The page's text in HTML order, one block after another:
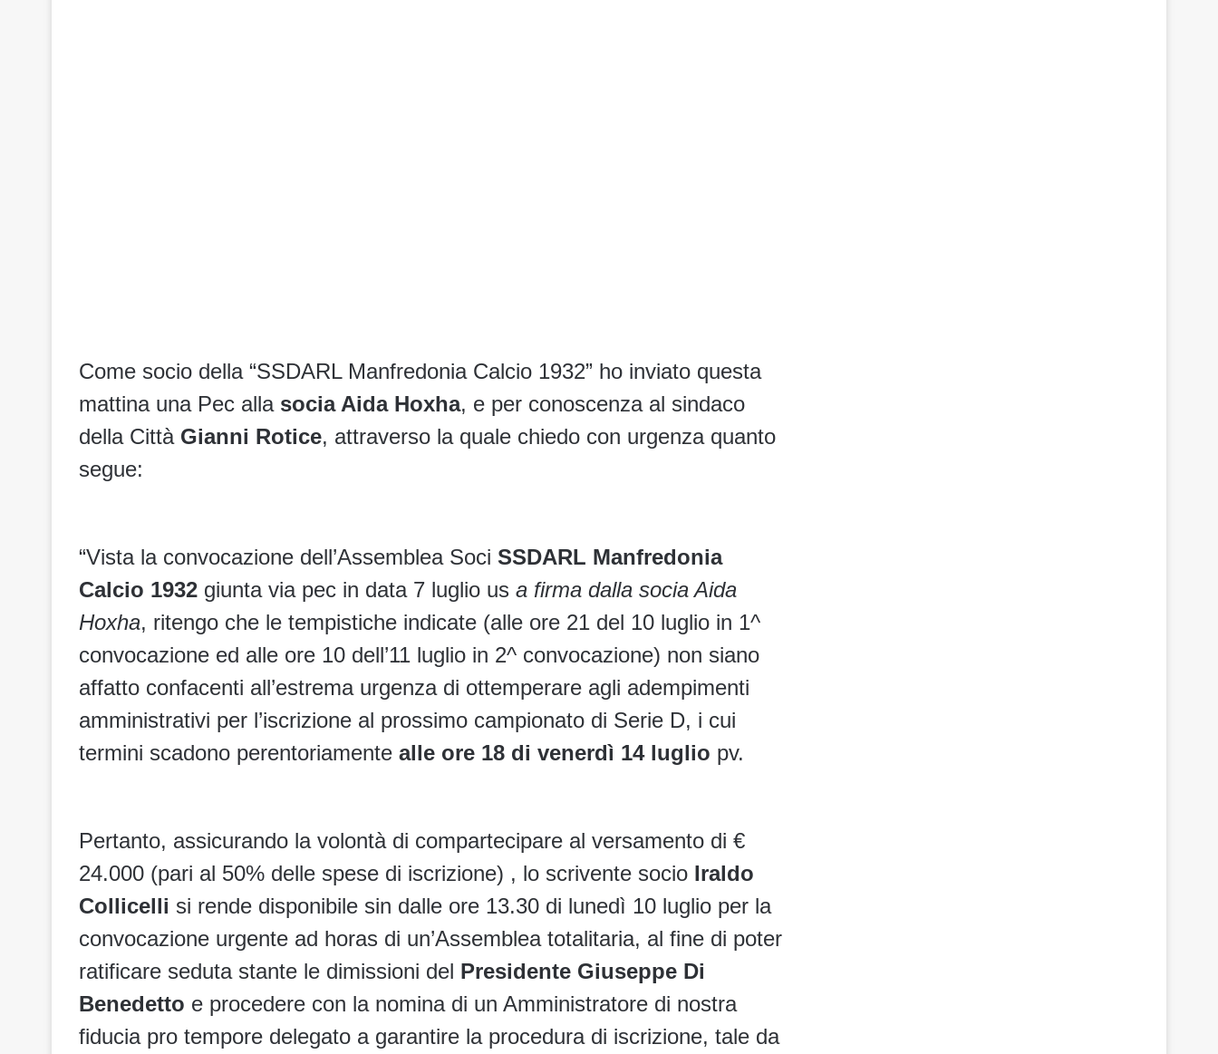
Come socio della “SSDARL Manfredonia Calcio 1932” ho inviato questa
mattina una Pec alla socia Aida Hoxha, e per conoscenza al sindaco
della Città Gianni Rotice, attraverso la quale chiedo con urgenza quanto
segue:
“Vista la convocazione dell’Assemblea Soci SSDARL Manfredonia
Calcio 1932 giunta via pec in data 7 luglio us a firma dalla socia Aida
Hoxha, ritengo che le tempistiche indicate (alle ore 21 del 10 luglio in 1^
convocazione ed alle ore 10 dell’11 luglio in 2^ convocazione) non siano
affatto confacenti all’estrema urgenza di ottemperare agli adempimenti
amministrativi per l’iscrizione al prossimo campionato di Serie D, i cui
termini scadono perentoriamente alle ore 18 di venerdì 14 luglio pv.
Pertanto, assicurando la volontà di compartecipare al versamento di €
24.000 (pari al 50% delle spese di iscrizione) , lo scrivente socio Iraldo
Collicelli si rende disponibile sin dalle ore 13.30 di lunedì 10 luglio per la
convocazione urgente ad horas di un’Assemblea totalitaria, al fine di poter
ratificare seduta stante le dimissioni del Presidente Giuseppe Di
Benedetto e procedere con la nomina di un Amministratore di nostra
fiducia pro tempore delegato a garantire la procedura di iscrizione, tale da